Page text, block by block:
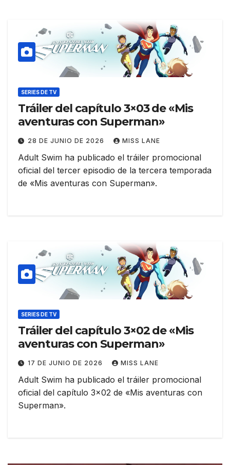
SERIES DE TV
Tráiler del capítulo 3×03 de «Mis
aventuras con Superman»
28 DE JUNIO DE 2026 MISS LANE
Adult Swim ha publicado el tráiler promocional
oficial del tercer episodio de la tercera temporada
de «Mis aventuras con Superman».
SERIES DE TV
Tráiler del capítulo 3×02 de «Mis
aventuras con Superman»
17 DE JUNIO DE 2026 MISS LANE
Adult Swim ha publicado el tráiler promocional
oficial del capítulo 3×02 de «Mis aventuras con
Superman».